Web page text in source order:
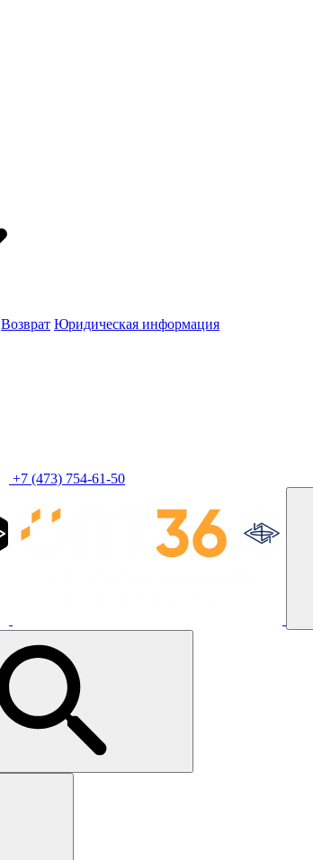
Возврат Юридическая информация
+7 (473) 754-61-50